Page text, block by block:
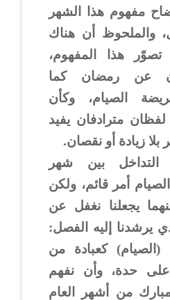
مفهوم هذا الشهر
والملحوظ أن هناك
هذا المفهوم،
عن رمضان كما
الصيام، وكأن
مترادفان يفيد
بلا زيادة أو نقصان.
بين شهر
أمر قائم، ولكن
يجعلنا نغفل عن
يرشدنا إليه الفصل:
كعبادة من
على حدة، وأن نفهم
من أشهر العام